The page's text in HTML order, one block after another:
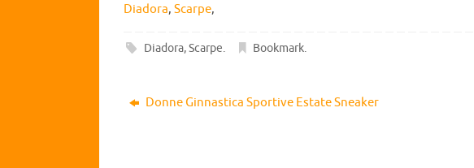
Diadora, Scarpe,
Diadora,Scarpe. Bookmark.
Donne Ginnastica Sportive Estate Sneaker